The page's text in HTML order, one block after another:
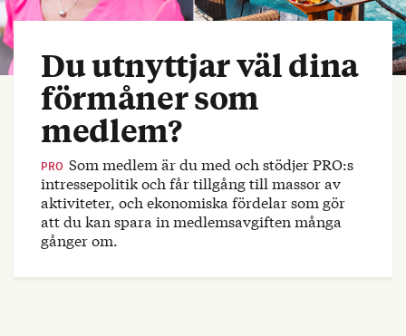
Du utnyttjar väl dina
förmåner som
medlem?
PRO Som medlem är du med och stödjer PRO:s
intressepolitik och får tillgång till massor av
aktiviteter, och ekonomiska fördelar som gör
att du kan spara in medlemsavgiften många
gånger om.